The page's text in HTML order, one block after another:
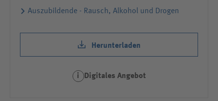
Auszubildende - Rausch, Alkohol und Drogen
Herunterladen
i Digitales Angebot